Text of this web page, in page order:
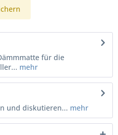
für die
mehr
und diskutieren... mehr